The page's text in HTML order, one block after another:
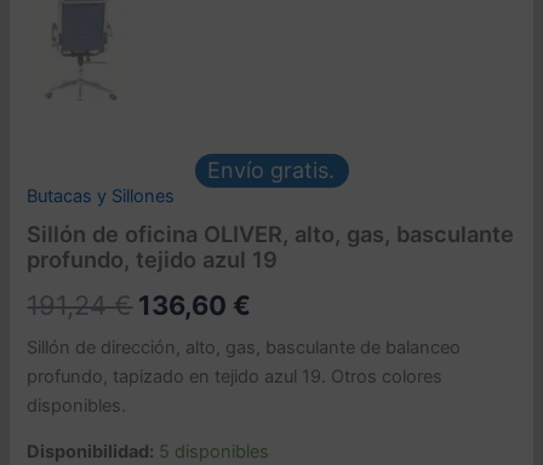
Envío gratis.
Butacas y Sillones
Sillón de oficina OLIVER, alto, gas, basculante
profundo, tejido azul 19
191,24€ El
precio
original
136,60 €
precio
actual
Sillón de dirección, alto, gas, basculante de balanceo
profundo, tapizado en tejido azul 19. Otros colores
disponibles.
Disponibilidad: 5 disponibles